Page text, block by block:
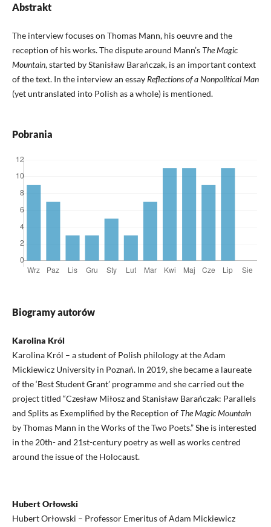
Abstrakt
The interview focuses on Thomas Mann, his oeuvre and the
reception of his works. The dispute around Mann’s The Magic
Mountain, started by Stanisław Barańczak, is an important context
of the text. In the interview an essay Reflections of a Nonpolitical Man
(yet untranslated into Polish as a whole) is mentioned.
Pobrania
Biogramy autorów
Karolina Król
Karolina Król – a student of Polish philology at the Adam
Mickiewicz University in Poznań. In 2019, she became a laureate
of the ‘Best Student Grant’ programme and she carried out the
project titled “Czesław Miłosz and Stanisław Barańczak: Parallels
and Splits as Exemplified by the Reception of The Magic Mountain
by Thomas Mann in the Works of the Two Poets.” She is interested
in the 20th- and 21st-century poetry as well as works centred
around the issue of the Holocaust.
Hubert Orłowski
Hubert Orłowski – Professor Emeritus of Adam Mickiewicz